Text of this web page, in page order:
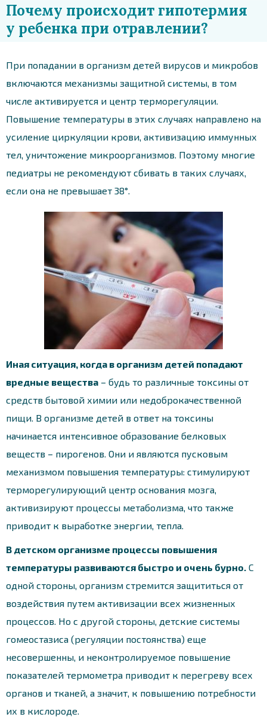
Почему происходит гипотермия
у ребенка при отравлении?
При попадании в организм детей вирусов и микробов
включаются механизмы защитной системы, в том
числе активируется и центр терморегуляции.
Повышение температуры в этих случаях направлено на
усиление циркуляции крови, активизацию иммунных
тел, уничтожение микроорганизмов. Поэтому многие
педиатры не рекомендуют сбивать в таких случаях,
если она не превышает 38°.
Иная ситуация, когда в организм детей попадают
вредные вещества – будь то различные токсины от
средств бытовой химии или недоброкачественной
пищи. В организме детей в ответ на токсины
начинается интенсивное образование белковых
веществ – пирогенов. Они и являются пусковым
механизмом повышения температуры: стимулируют
терморегулирующий центр основания мозга,
активизируют процессы метаболизма, что также
приводит к выработке энергии, тепла.
В детском организме процессы повышения
температуры развиваются быстро и очень бурно. С
одной стороны, организм стремится защититься от
воздействия путем активизации всех жизненных
процессов. Но с другой стороны, детские системы
гомеостазиса (регуляции постоянства) еще
несовершенны, и неконтролируемое повышение
показателей термометра приводит к перегреву всех
органов и тканей, а значит, к повышению потребности
их в кислороде.